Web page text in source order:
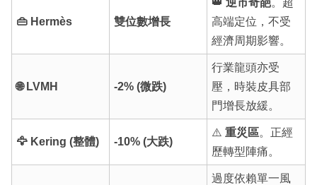
👜 Hermès 雙位數增長
高端定位，不受
經濟周期影響。
🌐 LVMH -2% (微跌)
行業龍頭亦受
壓，時裝皮具部
門增長放緩。
🦅 Kering (整體) -10% (大跌)
⚠️ 重災區。正經
歷轉型陣痛。
過度依賴單一風